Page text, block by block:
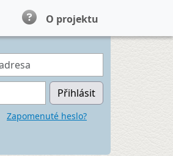
O projektu
Přihlásit
Zapomenuté heslo?